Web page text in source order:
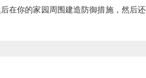
在你的家园周围建造防御措施，然后